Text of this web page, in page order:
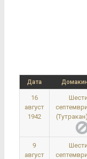
Дата Домакин
16
август
1942
Шести
септември
(Тутракан)
9
август
Шести
септември